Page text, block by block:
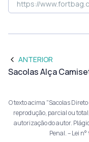
ANTERIOR
Sacolas Alça
O texto acima "Sacolas
reprodução, parcial ou
autorização do autor.
Penal. –Lei